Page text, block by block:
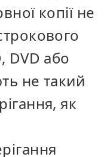
копії не
DVD або
не такий
як